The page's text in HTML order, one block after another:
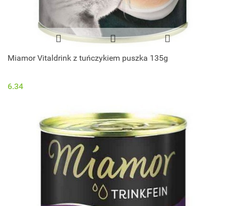
Miamor Vitaldrink z tuńczykiem puszka 135g
6.34